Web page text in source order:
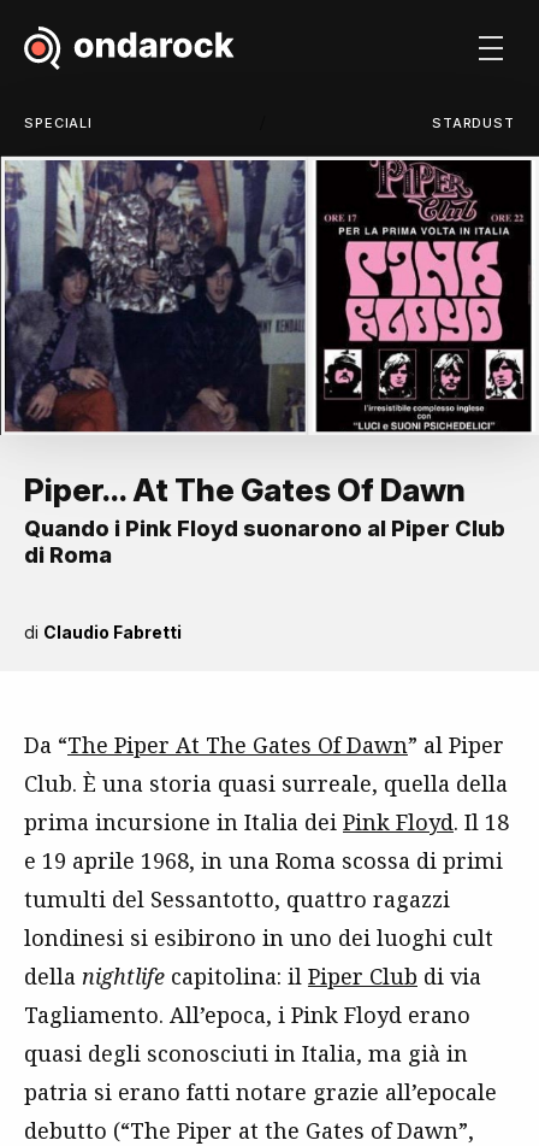
SPECIALI STARDUST
Piper... At The Gates Of Dawn
Quando i Pink Floyd suonarono al Piper Club
di Roma
di Claudio Fabretti
Da “The Piper At The Gates Of Dawn” al Piper
Club. È una storia quasi surreale, quella della
prima incursione in Italia dei Pink Floyd. Il 18
e 19 aprile 1968, in una Roma scossa di primi
tumulti del Sessantotto, quattro ragazzi
londinesi si esibirono in uno dei luoghi cult
della nightlife capitolina: il Piper Club di via
Tagliamento. All’epoca, i Pink Floyd erano
quasi degli sconosciuti in Italia, ma già in
patria si erano fatti notare grazie all’epocale
debutto (“The Piper at the Gates of Dawn”,